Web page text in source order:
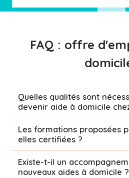
FAQ : offre
Quelles qualités sont
devenir aide à domicile
Les formations proposées
elles certifiées ?
Existe-t-il un
nouveaux aides à domicile ?